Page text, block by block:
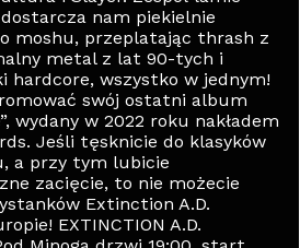
nam piekielnie
moshu, przeplatając thrash z
metal z lat 90-tych i
hardcore, wszystko w jednym!
swój ostatni album
wydany w 2022 roku nakładem
Jeśli tęsknicie do klasyków
a przy tym lubicie
zacięcie, to nie możecie
Extinction A.D.
EXTINCTION A.D.